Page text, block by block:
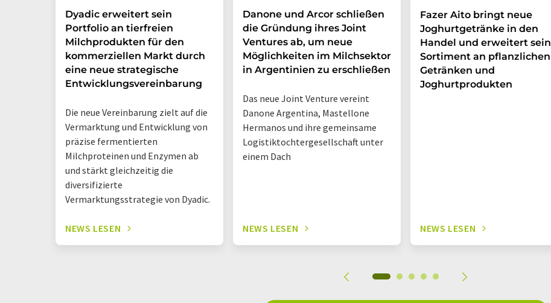
Dyadic erweitert sein
Portfolio an tierfreien
Milchprodukten für den
kommerziellen Markt durch
eine neue strategische
Entwicklungsvereinbarung
Die neue Vereinbarung zielt auf die
Vermarktung und Entwicklung von
präzise fermentierten
Milchproteinen und Enzymen ab
und stärkt gleichzeitig die
diversifizierte
Vermarktungsstrategie von Dyadic.
NEWS LESEN
Danone und Arcor schließen
die Gründung ihres Joint
Ventures ab, um neue
Möglichkeiten im Milchsektor
in Argentinien zu erschließen
Das neue Joint Venture vereint
Danone Argentina, Mastellone
Hermanos und ihre gemeinsame
Logistiktochtergesellschaft unter
einem Dach
NEWS LESEN
Fazer Aito bringt neue
Joghurtgetränke in den
Handel und erweitert sein
Sortiment an pflanzlichen
Getränken und
Joghurtprodukten
NEWS LESEN